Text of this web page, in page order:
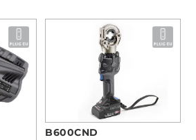
B600CND